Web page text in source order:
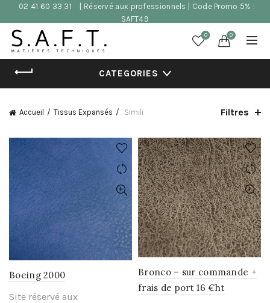
02 41 60 33 31
| Réservé aux professionnels | Code Promo 5% :
SAFT49
0 0
CATEGORIES
Accueil Tissus Expansés Simili Filtres
Boeing 2000
Site réservé aux
Bronco – sur commande +
frais de port 16 €ht